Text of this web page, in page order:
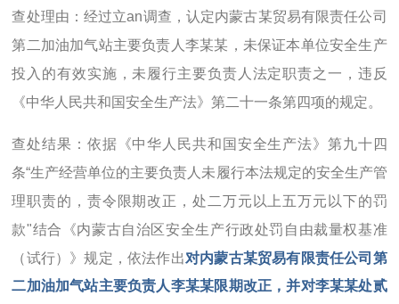
查处理由：经过立an调查，认定内蒙古某贸易有限责任公司
第二加油加气站主要负责人李某某，未保证本单位安全生产
投入的有效实施，未履行主要负责人法定职责之一，违反
《中华人民共和国安全生产法》第二十一条第四项的规定。
查处结果：依据《中华人民共和国安全生产法》第九十四
条“生产经营单位的主要负责人未履行本法规定的安全生产管
理职责的，责令限期改正，处二万元以上五万元以下的罚
款"结合《内蒙古自治区安全生产行政处罚自由裁量权基准
（试行）》规定，依法作出对内蒙古某贸易有限责任公司第
二加油加气站主要负责人李某某限期改正，并对李某某处贰